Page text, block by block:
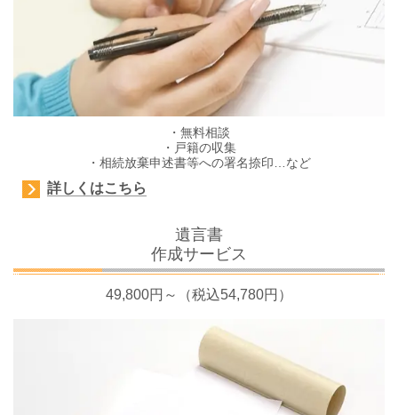
・無料相談
・戸籍の収集
・相続放棄申述書等への署名捺印…など
詳しくはこちら
遺言書
作成サービス
49,800円～（税込54,780円）